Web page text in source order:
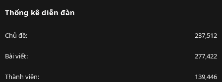
Thống kê diễn đàn
Chủ đề 237,512
Bài viết 277,422
Thành viên 139,446